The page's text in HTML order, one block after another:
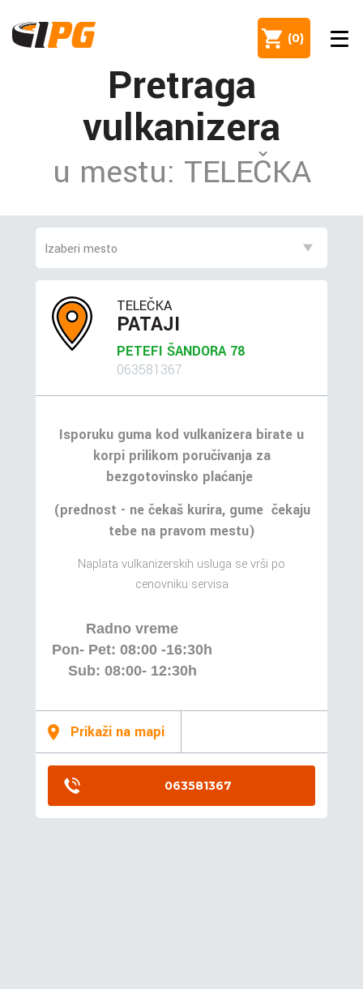
(0)
Pretraga
vulkanizera
u mestu: TELEČKA
TELEČKA
PATAJI
PETEFI ŠANDORA 78
063581367
Isporuku guma kod vulkanizera birate u
korpi prilikom poručivanja za
bezgotovinsko plaćanje
(prednost - ne čekaš kurira, gume čekaju
tebe na pravom mestu)
Naplata vulkanizerskih usluga se vrši po
cenovniku servisa
Radno vreme
Pon- Pet: 08:00 -16:30h
Sub: 08:00- 12:30h
Prikaži na mapi
063581367